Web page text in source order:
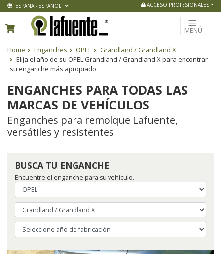
ESPAÑA - ESPAÑOL ACCESO PROFESIONALES
MENÚ
Home Enganches OPEL
Grandland / Grandland X
Elija el año de su OPEL Grandland / Grandland X para encontrar
su enganche más apropiado
ENGANCHES PARA TODAS LAS
MARCAS DE VEHÍCULOS
Enganches para remolque Lafuente,
versátiles y resistentes
BUSCA TU ENGANCHE
Encuentre el enganche para su vehículo.